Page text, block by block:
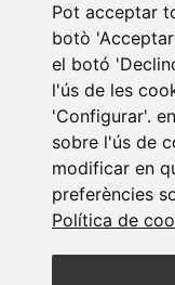
Pot acceptar
botò
el botó
l'ús de les
'Configurar'.
sobre l'ús de
modificar en
preferències
Política de
"Recomanats en les
Insolvencia’ en el